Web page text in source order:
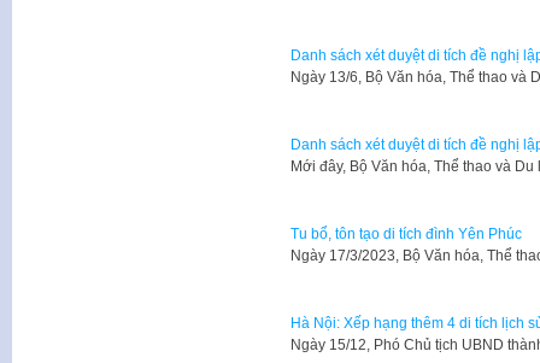
Danh sách xét duyệt di tích đề nghị
Ngày 13/6, Bộ Văn hóa, Thể thao và
Danh sách xét duyệt di tích đề nghị
Mới đây, Bộ Văn hóa, Thể thao và
Tu bổ, tôn tạo di tích đình Yên Phúc
Ngày 17/3/2023, Bộ Văn hóa, Thể
Hà Nội: Xếp hạng thêm 4 di tích lịch
Ngày 15/12, Phó Chủ tịch UBND